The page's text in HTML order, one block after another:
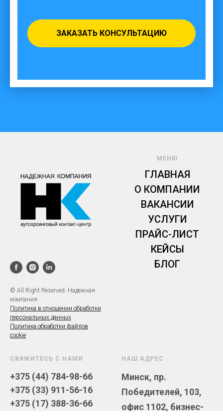
ЗАКАЗАТЬ КОНСУЛЬТАЦИЮ
© All Right Reserved. Надежная
компания
Политика в отношении обработки
персональных данных
Политика обработки файлов
cookie
МЕНЮ
ГЛАВНАЯ
О КОМПАНИИ
ВАКАНСИИ
УСЛУГИ
ПРАЙС-ЛИСТ
КЕЙСЫ
БЛОГ
СВЯЖИТЕСЬ С НАМИ
+375 (44) 784-98-66
+375 (33) 911-56-16
+375 (17) 388-36-66
НАШ АДРЕС
Минск, пр.
Победителей, 103,
офис 1102, бизнес-